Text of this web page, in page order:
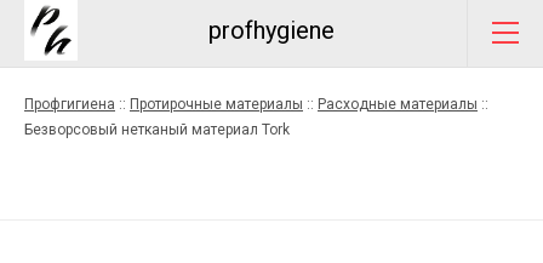
profhygiene
Профгигиена :: Протирочные материалы :: Расходные материалы ::
Безворсовый нетканый материал Tork